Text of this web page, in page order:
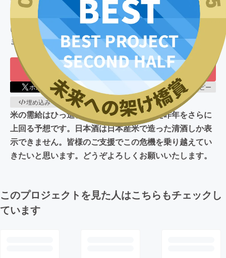
このプロジェクトは、 2025/06/12 に募集を開始し、 376
人の支援
により
3,772,688 円の資金を集め、 2025/07/31
に募集を終了し
ました
もう一度プロジェクトをやってほしい 24
ポスト シェア LINEで送る
URLコピー
埋め込み
QRコード
米の需給はひっ迫、また、価格は高騰した昨年をさらに
上回る予想です。日本酒は日本産米で造った清酒しか表
示できません。皆様のご支援でこの危機を乗り越えてい
きたいと思います。どうぞよろしくお願いいたします。
このプロジェクトを見た人はこちらもチェックし
ています